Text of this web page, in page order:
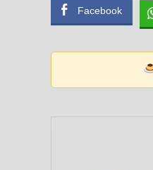
Facebook